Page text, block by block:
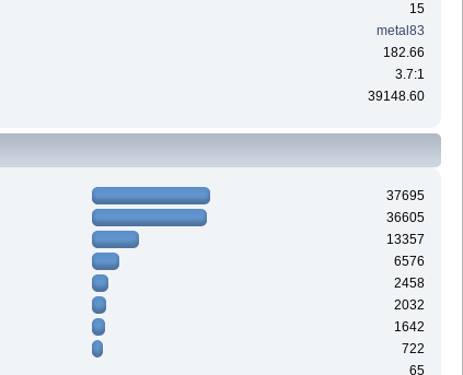
15
metal83
182.66
3.7:1
39148.60
37695
36605
13357
6576
2458
2032
1642
722
65